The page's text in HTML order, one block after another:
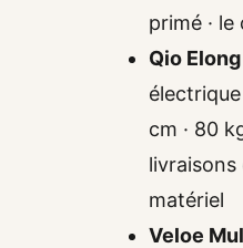
primé ·
Qio Elong
électrique
cm · 80
matériel
Veloe